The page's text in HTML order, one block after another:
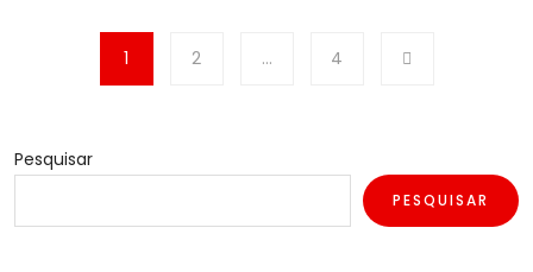
1 2 … 4
Pesquisar
PESQUISAR